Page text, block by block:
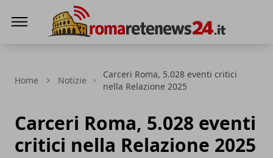
Home Notizie
Carceri Roma, 5.028 eventi critici
nella Relazione 2025
Carceri Roma, 5.028 eventi
critici nella Relazione 2025